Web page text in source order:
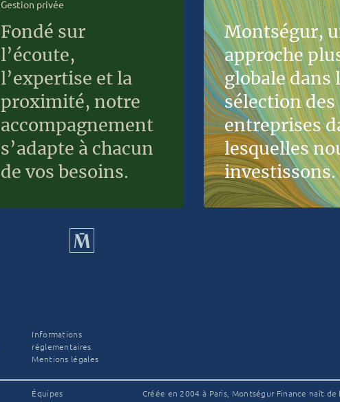
Gestion privée
Fondé sur
l’écoute,
l’expertise et la
proximité, notre
accompagnement
s’adapte à chacun
de vos besoins.
Montségur,
approche
globale dans
sélection des
entreprises
lesquelles
investissons.
Informations
réglementaires
Mentions légales
Équipes
Créée en 2004 à Paris, Montségur Finance naît de